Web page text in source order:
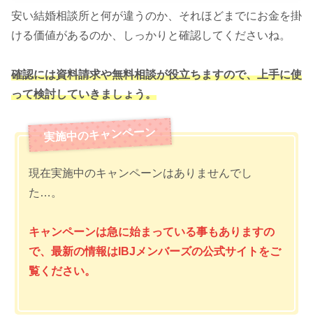
安い結婚相談所と何が違うのか、それほどまでにお金を掛
ける価値があるのか、しっかりと確認してくださいね。
確認には資料請求や無料相談が役立ちますので、上手に使
って検討していきましょう。
現在実施中のキャンペーンはありませんでし
た…。
キャンペーンは急に始まっている事もありますの
で、最新の情報はIBJメンバーズの公式サイトをご
覧ください。